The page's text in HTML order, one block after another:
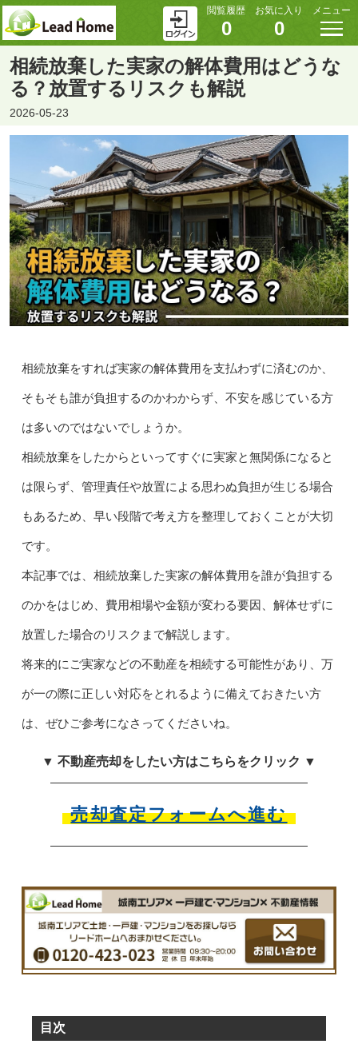
閲覧履歴
0
お気に入り
0
メニュー
相続放棄した実家の解体費用はどうな
る？放置するリスクも解説
2026-05-23
相続放棄をすれば実家の解体費用を支払わずに済むのか、
そもそも誰が負担するのかわからず、不安を感じている方
は多いのではないでしょうか。
相続放棄をしたからといってすぐに実家と無関係になると
は限らず、管理責任や放置による思わぬ負担が生じる場合
もあるため、早い段階で考え方を整理しておくことが大切
です。
本記事では、相続放棄した実家の解体費用を誰が負担する
のかをはじめ、費用相場や金額が変わる要因、解体せずに
放置した場合のリスクまで解説します。
将来的にご実家などの不動産を相続する可能性があり、万
が一の際に正しい対応をとれるように備えておきたい方
は、ぜひご参考になさってくださいね。
▼ 不動産売却をしたい方はこちらをクリック ▼
売却査定フォームへ進む
目次